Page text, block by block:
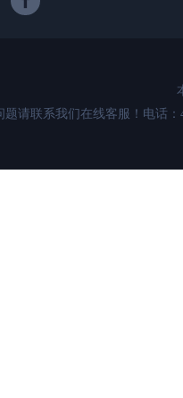
题请联系我们在线客服！电话：